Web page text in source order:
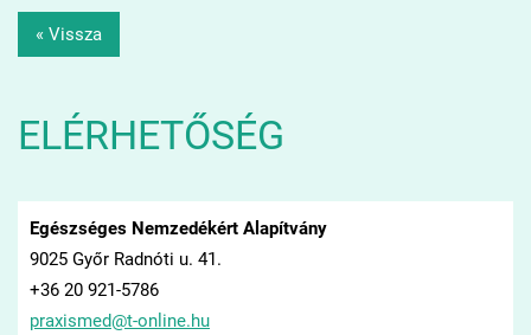
« Vissza
ELÉRHETŐSÉG
Egészséges Nemzedékért Alapítvány
9025 Győr Radnóti u. 41.
+36 20 921-5786
praxismed@t-online.hu